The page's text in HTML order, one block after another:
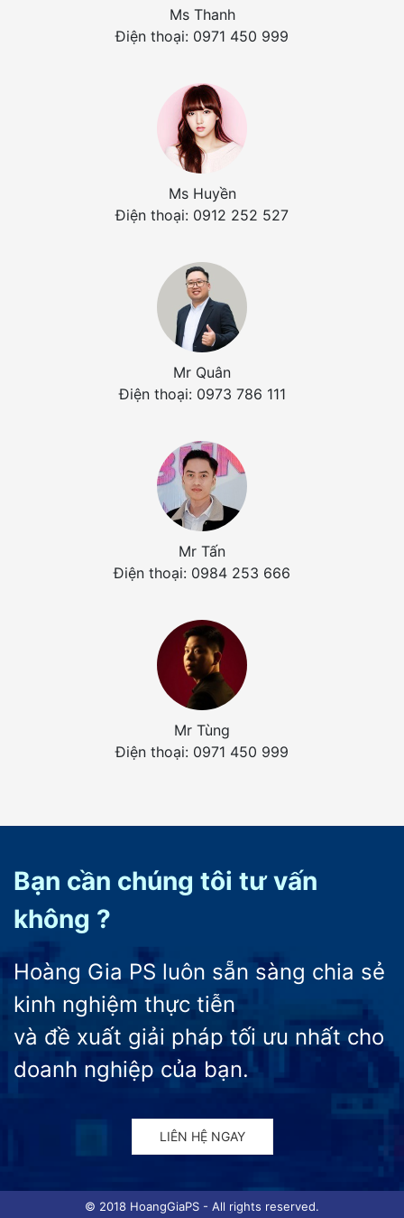
Ms Thanh
Điện thoại: 0971 450 999
Ms Huyền
Điện thoại: 0912 252 527
Mr Quân
Điện thoại: 0973 786 111
Mr Tấn
Điện thoại: 0984 253 666
Mr Tùng
Điện thoại: 0971 450 999
Bạn cần chúng tôi tư vấn
không ?
Hoàng Gia PS luôn sẵn sàng chia sẻ
kinh nghiệm thực tiễn
và đề xuất giải pháp tối ưu nhất cho
doanh nghiệp của bạn.
LIÊN HỆ NGAY
© 2018 HoangGiaPS - All rights reserved.